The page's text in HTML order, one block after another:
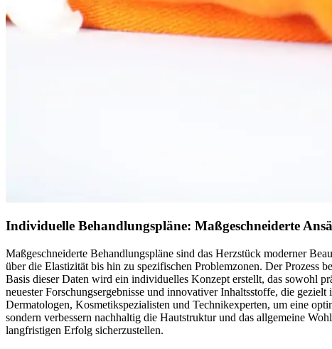
Individuelle Behandlungspläne: Maßgeschneiderte
Maßgeschneiderte Behandlungspläne sind das Herzstück moderner
über die Elastizität bis hin zu spezifischen Problemzonen. Der Prozess
Basis dieser Daten wird ein individuelles Konzept erstellt, das sowohl
neuester Forschungsergebnisse und innovativer Inhaltsstoffe, die
Dermatologen, Kosmetikspezialisten und Technikexperten, um eine
sondern verbessern nachhaltig die Hautstruktur und das allgemeine
langfristigen Erfolg sicherzustellen.